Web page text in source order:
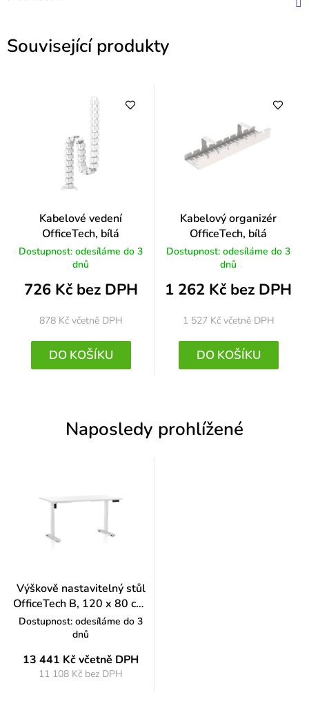
Související produkty
Kabelové vedení
OfficeTech, bílá
Dostupnost: odesíláme do 3
dnů
726 Kč bez DPH
878 Kč včetně DPH
DO KOŠÍKU
Kabelový organizér
OfficeTech, bílá
Dostupnost: odesíláme do 3
dnů
1 262 Kč bez DPH
1 527 Kč včetně DPH
DO KOŠÍKU
Naposledy prohlížené
Výškově nastavitelný stůl
OfficeTech B, 120 x 80 cm,
bílá podnož, bílá
Dostupnost: odesíláme do 3
dnů
13 441 Kčvčetně DPH
11 108 Kč bez DPH